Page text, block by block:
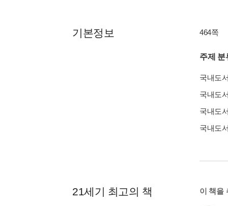
기본정보 464쪽
주제 분
국내도
국내도
국내도
국내도
21세기 최고의 책 이 책을